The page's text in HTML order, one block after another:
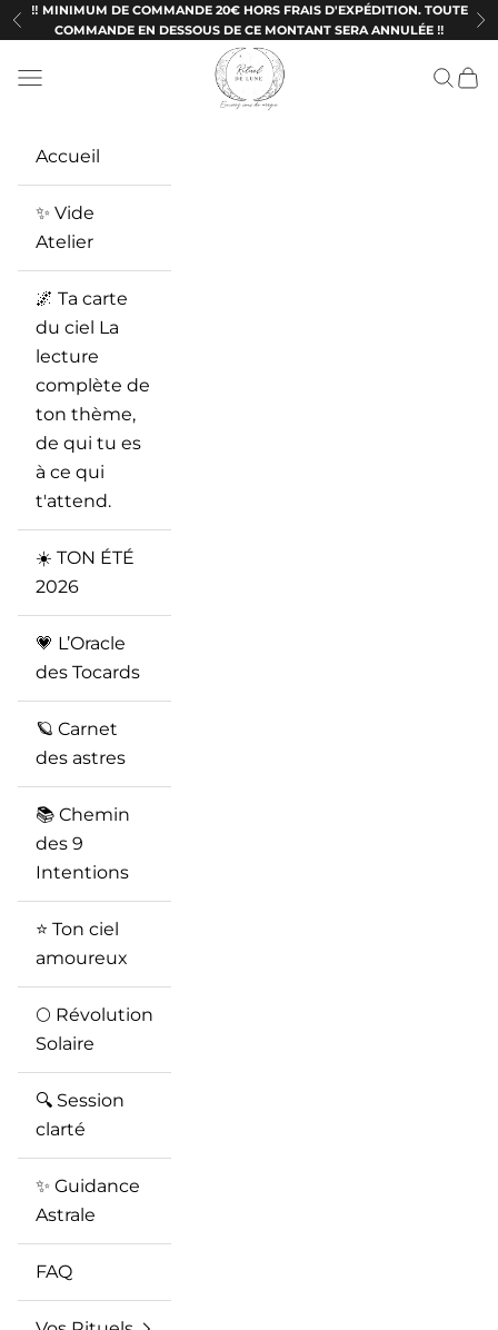
Passer au contenu
Précédent
‼️ MINIMUM DE COMMANDE 20€ HORS FRAIS D'EXPÉDITION. TOUTE
COMMANDE EN DESSOUS DE CE MONTANT SERA ANNULÉE ‼️
Ritueldelune
Menu
Accueil
✨ Vide
Atelier
🌌 Ta carte
du ciel La
lecture
complète de
ton thème,
de qui tu es
à ce qui
t'attend.
☀️ TON ÉTÉ
2026
💗 L’Oracle
des Tocards
🪐 Carnet
des astres
📚 Chemin
des 9
Intentions
⭐️ Ton ciel
amoureux
🌕 Révolution
Solaire
🔍 Session
clarté
✨ Guidance
Astrale
FAQ